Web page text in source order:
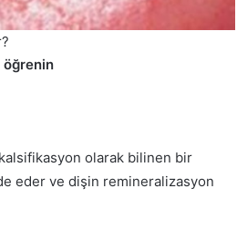
öğrenin
olarak bilinen bir
eder ve dişin remineralizasyon